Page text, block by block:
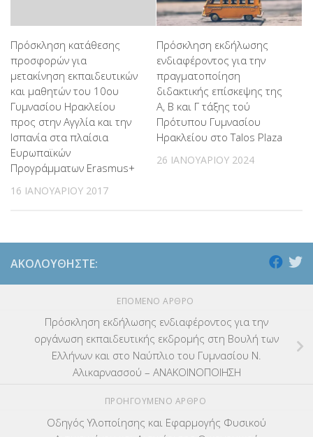
Πρόσκληση κατάθεσης
προσφορών για
μετακίνηση εκπαιδευτικών
και μαθητών του 10ου
Γυμνασίου Ηρακλείου
προς στην Αγγλία και την
Ισπανία στα πλαίσια
Ευρωπαϊκών
Προγράμματων Erasmus+
16 ΙΑΝΟΥΑΡΊΟΥ 2017
Πρόσκληση εκδήλωσης
ενδιαφέροντος για την
πραγματοποίηση
διδακτικής επίσκεψης της
Α, Β και Γ τάξης τού
Πρότυπου Γυμνασίου
Ηρακλείου στο Talos Plaza
26 ΙΑΝΟΥΑΡΊΟΥ 2024
ΑΚΟΛΟΥΘΉΣΤΕ:
ΕΠΌΜΕΝΟ ΆΡΘΡΟ
Πρόσκληση εκδήλωσης ενδιαφέροντος για την
οργάνωση εκπαιδευτικής εκδρομής στη Βουλή των
Ελλήνων και στο Ναύπλιο του Γυμνασίου Ν.
Αλικαρνασσού – ΑΝΑΚΟΙΝΟΠΟΙΗΣΗ
ΠΡΟΗΓΟΎΜΕΝΟ ΆΡΘΡΟ
Οδηγός Υλοποίησης και Εφαρμογής Φυσικού